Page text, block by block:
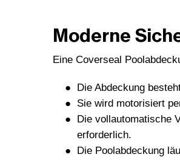
Moderne
Eine Coverseal
Die Abdeckung
Sie wird motorisiert
Die vollautomatische
erforderlich.
Die Poolabdeckung